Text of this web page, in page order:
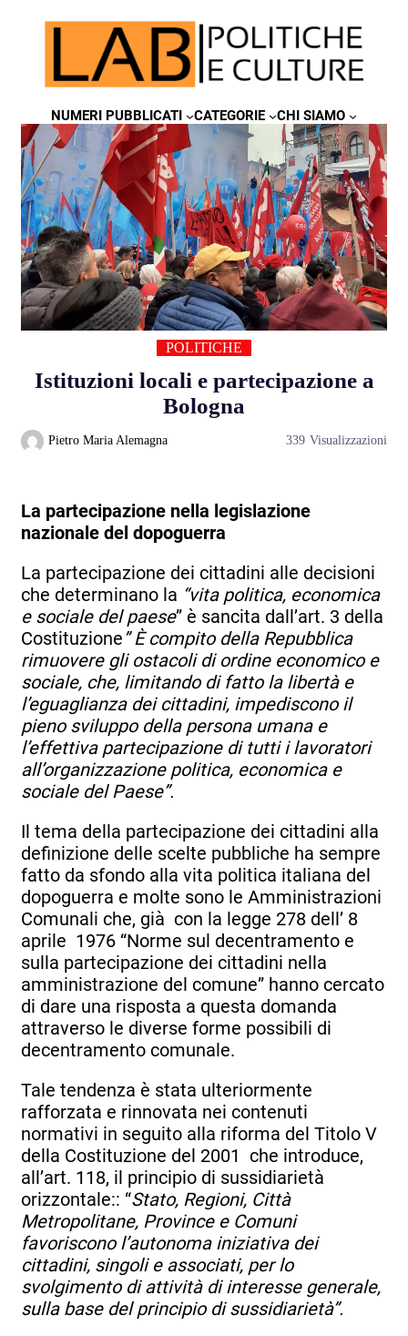
NUMERI PUBBLICATI CATEGORIE CHI SIAMO
POLITICHE
Istituzioni locali e partecipazione a
Bologna
Pietro Maria Alemagna 339 Visualizzazioni
La partecipazione nella legislazione
nazionale del dopoguerra
La partecipazione dei cittadini alle decisioni
che determinano la “vita politica, economica
e sociale del paese” è sancita dall’art. 3 della
Costituzione” È compito della Repubblica
rimuovere gli ostacoli di ordine economico e
sociale, che, limitando di fatto la libertà e
l’eguaglianza dei cittadini, impediscono il
pieno sviluppo della persona umana e
l’effettiva partecipazione di tutti i lavoratori
all’organizzazione politica, economica e
sociale del Paese”.
Il tema della partecipazione dei cittadini alla
definizione delle scelte pubbliche ha sempre
fatto da sfondo alla vita politica italiana del
dopoguerra e molte sono le Amministrazioni
Comunali che, già con la legge 278 dell’ 8
aprile 1976 “Norme sul decentramento e
sulla partecipazione dei cittadini nella
amministrazione del comune” hanno cercato
di dare una risposta a questa domanda
attraverso le diverse forme possibili di
decentramento comunale.
Tale tendenza è stata ulteriormente
rafforzata e rinnovata nei contenuti
normativi in seguito alla riforma del Titolo V
della Costituzione del 2001 che introduce,
all’art. 118, il principio di sussidiarietà
orizzontale:: “Stato, Regioni, Città
Metropolitane, Province e Comuni
favoriscono l’autonoma iniziativa dei
cittadini, singoli e associati, per lo
svolgimento di attività di interesse generale,
sulla base del principio di sussidiarietà”.